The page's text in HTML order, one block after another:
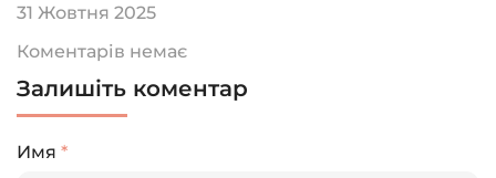
31 Жовтня 2025
Коментарів немає
Залишіть коментар
Имя *